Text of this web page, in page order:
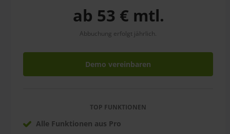
ab 53 € mtl.
Abbuchung erfolgt jährlich.
Demo vereinbaren
TOP FUNKTIONEN
Alle Funktionen aus Pro